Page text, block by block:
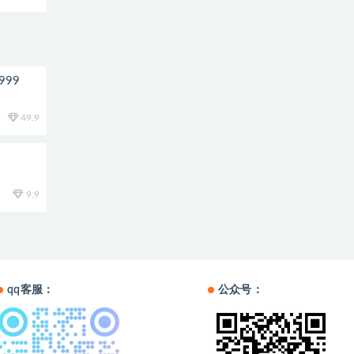
49.9
9.9
qq客服： 公众号：